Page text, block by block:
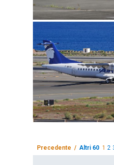
Precedente /Altri 60 12